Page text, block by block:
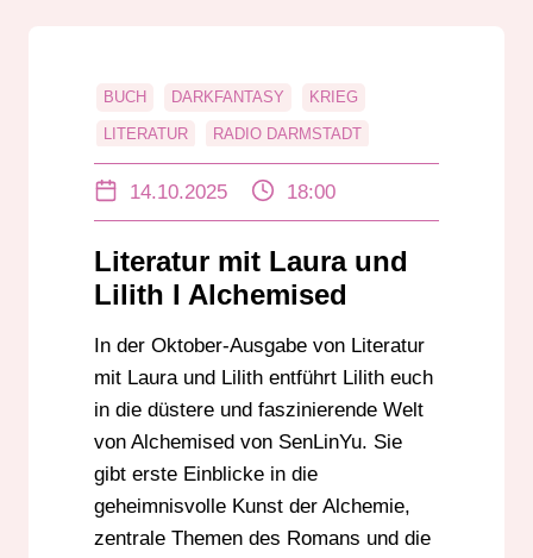
BUCH DARKFANTASY KRIEG
LITERATUR RADIO DARMSTADT
14.10.2025 18:00
Literatur mit Laura und
Lilith I Alchemised
In der Oktober-Ausgabe von Literatur
mit Laura und Lilith entführt Lilith euch
in die düstere und faszinierende Welt
von Alchemised von SenLinYu. Sie
gibt erste Einblicke in die
geheimnisvolle Kunst der Alchemie,
zentrale Themen des Romans und die